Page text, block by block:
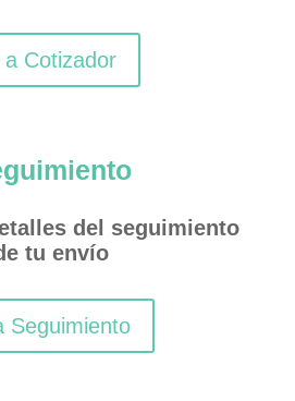
a Cotizador
del seguimiento
tu envío
Seguimiento